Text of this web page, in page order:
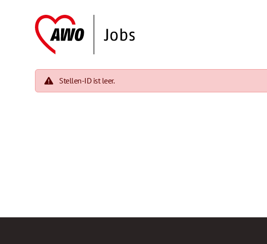
Stellen-ID ist leer.